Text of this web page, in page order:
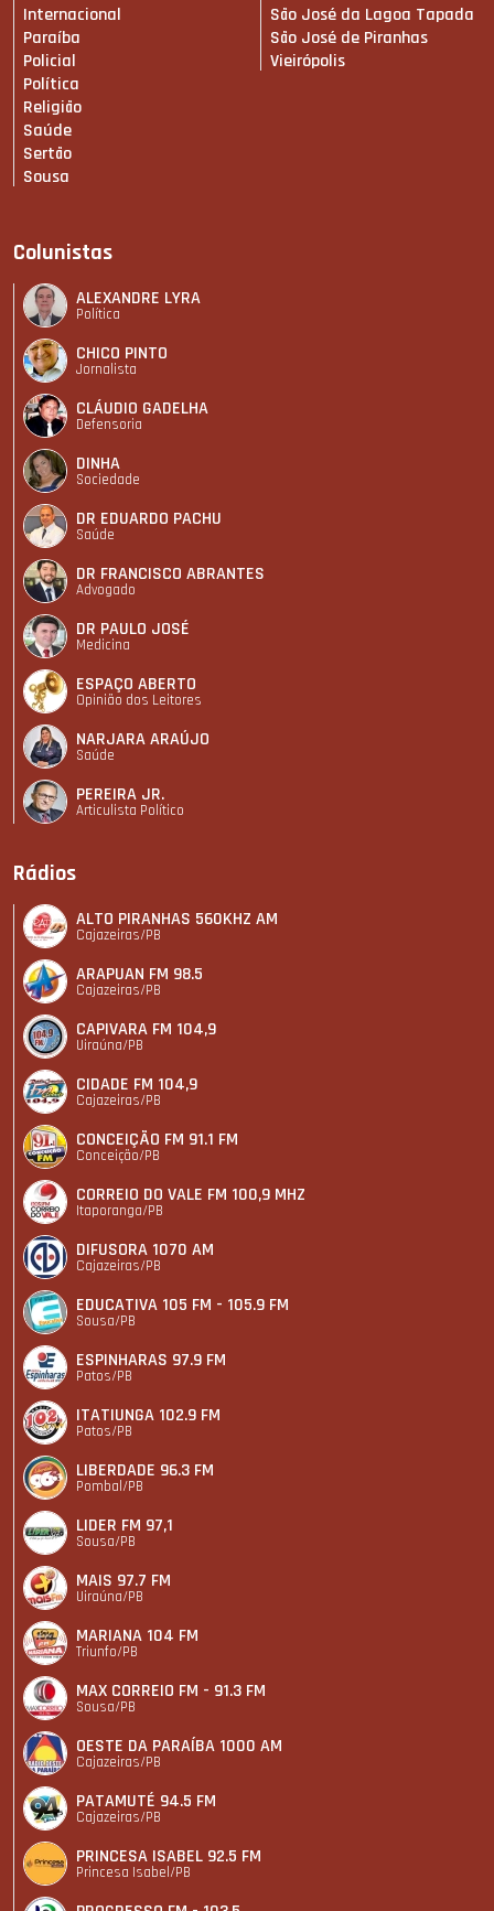
Internacional
Paraíba
Policial
Política
Religião
Saúde
Sertão
Sousa
São José da Lagoa Tapada
São José de Piranhas
Vieirópolis
Colunistas
ALEXANDRE LYRA
Política
CHICO PINTO
Jornalista
CLÁUDIO GADELHA
Defensoria
DINHA
Sociedade
DR EDUARDO PACHU
Saúde
DR FRANCISCO ABRANTES
Advogado
DR PAULO JOSÉ
Medicina
ESPAÇO ABERTO
Opinião dos Leitores
NARJARA ARAÚJO
Saúde
PEREIRA JR.
Articulista Polí­tico
Rádios
ALTO PIRANHAS 560KHZ AM
Cajazeiras/PB
ARAPUAN FM 98.5
Cajazeiras/PB
CAPIVARA FM 104,9
Uiraúna/PB
CIDADE FM 104,9
Cajazeiras/PB
CONCEIÇÃO FM 91.1 FM
Conceição/PB
CORREIO DO VALE FM 100,9 MHZ
Itaporanga/PB
DIFUSORA 1070 AM
Cajazeiras/PB
EDUCATIVA 105 FM - 105.9 FM
Sousa/PB
ESPINHARAS 97.9 FM
Patos/PB
ITATIUNGA 102.9 FM
Patos/PB
LIBERDADE 96.3 FM
Pombal/PB
LIDER FM 97,1
Sousa/PB
MAIS 97.7 FM
Uiraúna/PB
MARIANA 104 FM
Triunfo/PB
MAX CORREIO FM - 91.3 FM
Sousa/PB
OESTE DA PARAÍBA 1000 AM
Cajazeiras/PB
PATAMUTÉ 94.5 FM
Cajazeiras/PB
PRINCESA ISABEL 92.5 FM
Princesa Isabel/PB